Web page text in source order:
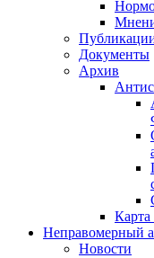
Документы
Архив
Карта
Неправомерный
Новости